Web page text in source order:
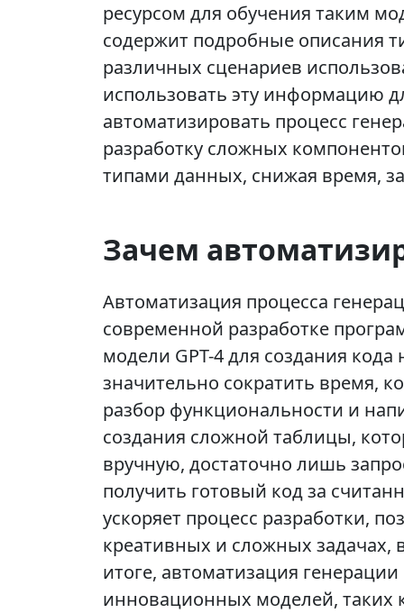
ресурсом для обучения таким
содержит подробные описания
различных сценариев
использовать эту информацию
автоматизировать процесс
разработку сложных
типами данных, снижая время,
Зачем
Автоматизация процесса
современной разработке
модели GPT-4 для создания
значительно сократить время,
разбор функциональности и
создания сложной таблицы,
вручную, достаточно лишь
получить готовый код за
ускоряет процесс разработки,
креативных и сложных задачах,
итоге, автоматизация
инновационных моделей, таких